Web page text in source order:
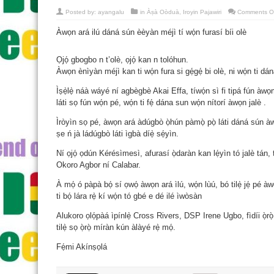
Posted by: ayangalu in Àṣà Oòduà Iroyin Pajawiri Comments
Àwọn ará ilú dáná sún èèyàn méjì tí wọ́n furasí bíi olè
Ọjọ́ gbogbo n t’olè, ọjọ́ kan n tolóhun.
Àwọn ènìyàn méjì kan ti wọ́n fura si gẹ́gẹ́ bi olè, ni wọ́n ti
Ìṣẹ̀lẹ̀ náà wáyé ní agbègbè Akai Effa, tíwọ́n sì fi tipá fún
láti sọ fún wọ́n pé, wọ́n ti fẹ́ dána sun wọ́n nítorí àwọn jalè .
Ìròyìn sọ pé, àwọn ará àdúgbò ọ̀hún pàmọ̀ pọ̀ láti dáná sún
ṣe ń jà ládúgbò láti ìgbà díẹ̀ sẹ́yìn.
Ní ọjọ́ ọdún Kérésìmesì, afurasí ọ̀daràn kan lẹ́yìn tó jalè
Okoro Agbor ní Calabar.
À mọ́ ó pàpà bọ́ sí ọwọ́ àwọn ará ìlú, wọ́n lùú, bó tilẹ̀ jẹ́ pé
ti bọ́ lára rẹ̀ kí wọ́n tó gbé e dé ilé ìwòsàn
Alukoro ọlọ́pàá ìpínlẹ̀ Cross Rivers, DSP Irene Ugbo, fìdíi
tilẹ̀ sọ ọ̀rọ̀ míràn kún àlàyé rẹ̀ mọ́.
Fẹ́mi Akínṣọlá